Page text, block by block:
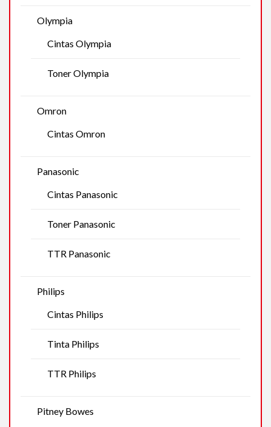
Olympia
Cintas Olympia
Toner Olympia
Omron
Cintas Omron
Panasonic
Cintas Panasonic
Toner Panasonic
TTR Panasonic
Philips
Cintas Philips
Tinta Philips
TTR Philips
Pitney Bowes